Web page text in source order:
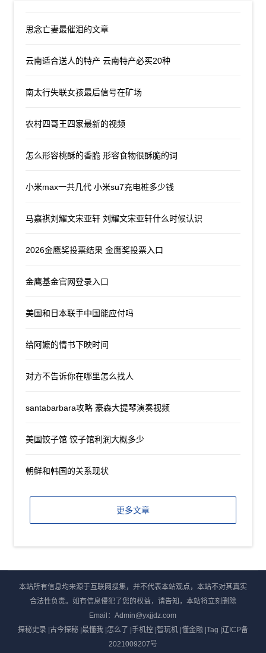
思念亡妻最催泪的文章
云南适合送人的特产 云南特产必买20种
南太行失联女孩最后信号在矿场
农村四哥王四家最新的视频
怎么形容桃酥的香脆 形容食物很酥脆的词
小米max一共几代 小米su7充电桩多少钱
马嘉祺刘耀文宋亚轩 刘耀文宋亚轩什么时候认识
2026金鹰奖投票结果 金鹰奖投票入口
金鹰基金官网登录入口
美国和日本联手中国能应付吗
给阿嬷的情书下映时间
对方不告诉你在哪里怎么找人
santabarbara攻略 豪森大提琴演奏视频
美国饺子馆 饺子馆利润大概多少
朝鲜和韩国的关系现状
更多文章
本站所有信息均来源于互联网搜集，并不代表本站观点，本站不对其真实
合法性负责。如有信息侵犯了您的权益，请告知，本站将立刻删除
Email：Admin@yxjjdz.com
探秘史录|古今探秘|最懂我|怎么了 |手机控|智玩机|懂金融 |Tag |辽ICP备
2021009207号